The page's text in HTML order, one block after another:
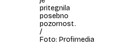
pritegnila
posebno
pozornost.
/
Foto: Profimedia